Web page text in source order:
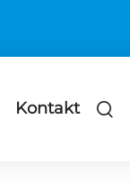
Kontakt